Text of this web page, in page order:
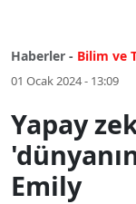
Haberler - Bilim ve
01 Ocak 2024 - 13:09
Yapay
Emily